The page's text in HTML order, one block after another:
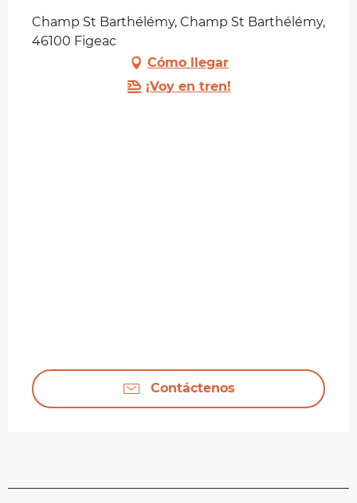
Champ St Barthélémy, Champ St Barthélémy,
46100 Figeac
Cómo llegar
¡Voy en tren!
Contáctenos